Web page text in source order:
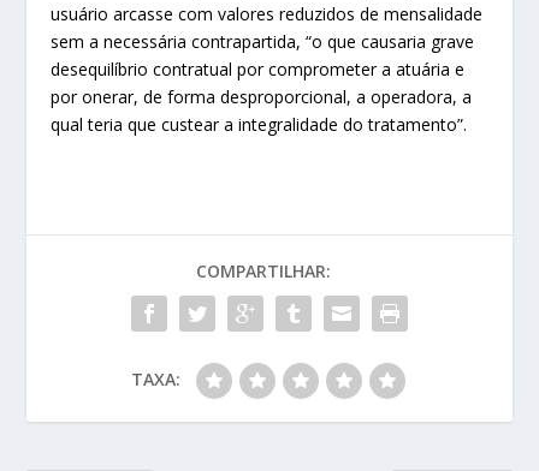
usuário arcasse com valores reduzidos de mensalidade
sem a necessária contrapartida, “o que causaria grave
desequilíbrio contratual por comprometer a atuária e
por onerar, de forma desproporcional, a operadora, a
qual teria que custear a integralidade do tratamento”.​
COMPARTILHAR:
TAXA: